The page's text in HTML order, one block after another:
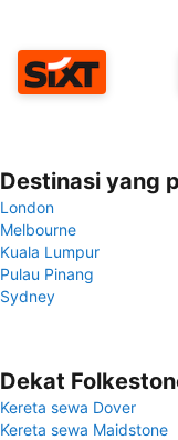
Destinasi yang
London
Melbourne
Kuala Lumpur
Pulau Pinang
Sydney
Dekat
Kereta sewa Dover
Kereta sewa Maidstone